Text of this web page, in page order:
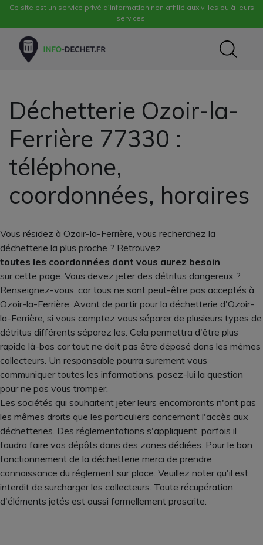
Ce site est un service privé d'information non affilié aux villes ou à leurs
services.
Déchetterie Ozoir-la-
Ferrière 77330 :
téléphone,
coordonnées, horaires
Vous résidez à Ozoir-la-Ferrière, vous recherchez la
déchetterie la plus proche ? Retrouvez
toutes les coordonnées dont vous aurez besoin
sur cette page. Vous devez jeter des détritus dangereux ?
Renseignez-vous, car tous ne sont peut-être pas acceptés à
Ozoir-la-Ferrière. Avant de partir pour la déchetterie d'Ozoir-
la-Ferrière, si vous comptez vous séparer de plusieurs types de
détritus différents séparez les. Cela permettra d'être plus
rapide là-bas car tout ne doit pas être déposé dans les mêmes
collecteurs. Un responsable pourra surement vous
communiquer toutes les informations, posez-lui la question
pour ne pas vous tromper.
Les sociétés qui souhaitent jeter leurs encombrants n'ont pas
les mêmes droits que les particuliers concernant l'accès aux
déchetteries. Des réglementations s'appliquent, parfois il
faudra faire vos dépôts dans des zones dédiées. Pour le bon
fonctionnement de la déchetterie merci de prendre
connaissance du réglement sur place. Veuillez noter qu'il est
interdit de surcharger les collecteurs. Toute récupération
d'éléments jetés est aussi formellement proscrite.